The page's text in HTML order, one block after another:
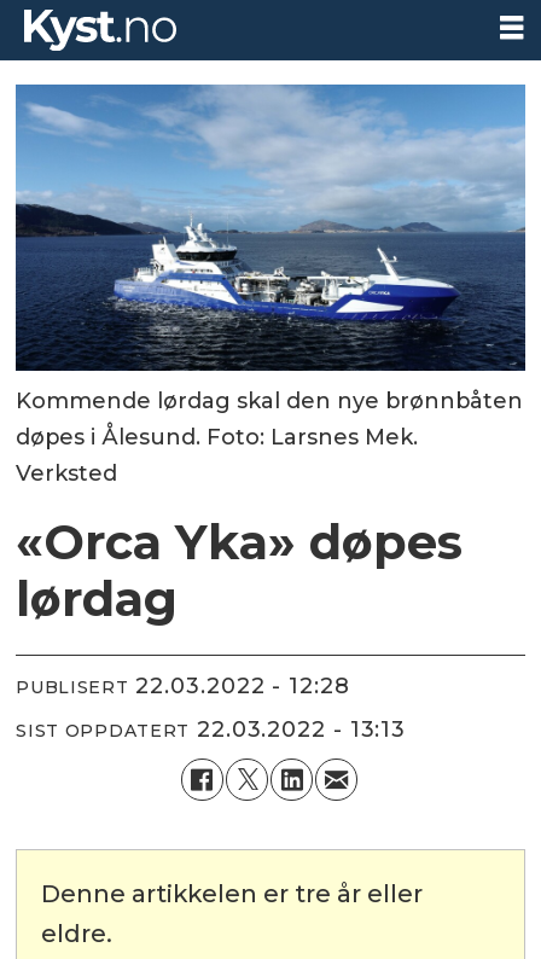
Kommende lørdag skal den nye brønnbåten
døpes i Ålesund. Foto: Larsnes Mek.
Verksted
«Orca Yka» døpes
lørdag
PUBLISERT 22.03.2022 - 12:28
SIST OPPDATERT 22.03.2022 - 13:13
Denne artikkelen er tre år eller
eldre.